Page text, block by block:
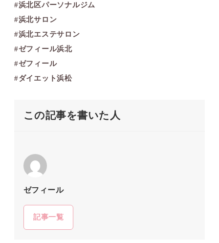
#浜北区パーソナルジム
#浜北サロン
#浜北エステサロン
#ゼフィール浜北
#ゼフィール
#ダイエット浜松
この記事を書いた人
ゼフィール
記事一覧